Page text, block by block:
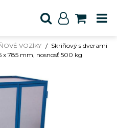
VOZÍKY
Skriňový s dverami
x 785 mm, nosnosť 500 kg